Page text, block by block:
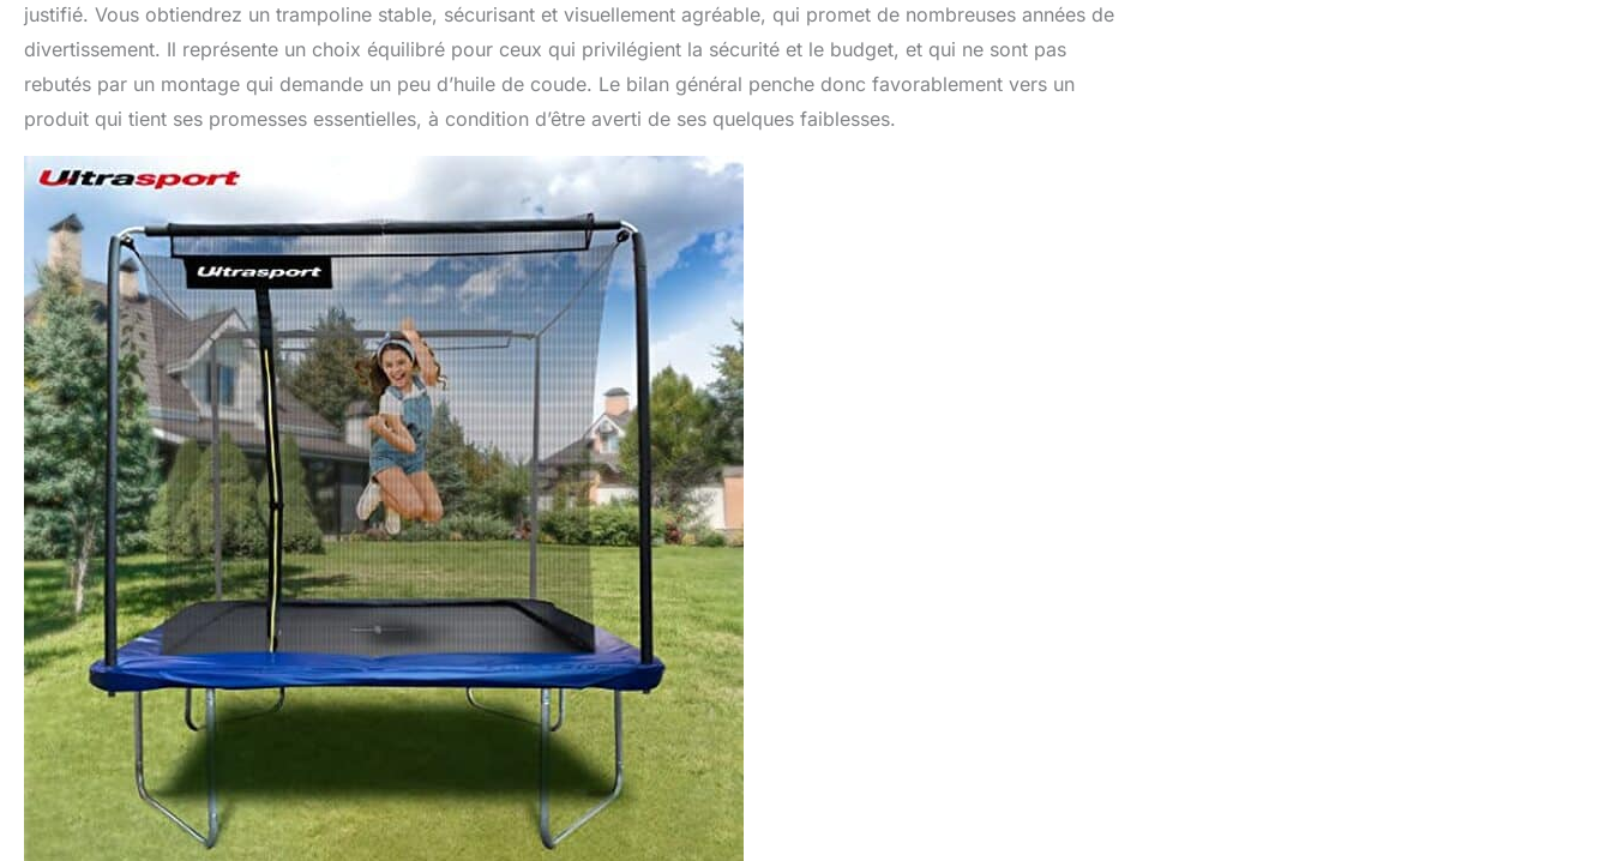
justifié. Vous obtiendrez un trampoline stable, sécurisant et visuellement agréable, qui promet de nombreuses années de
divertissement. Il représente un choix équilibré pour ceux qui privilégient la sécurité et le budget, et qui ne sont pas
rebutés par un montage qui demande un peu d’huile de coude. Le bilan général penche donc favorablement vers un
produit qui tient ses promesses essentielles, à condition d’être averti de ses quelques faiblesses.